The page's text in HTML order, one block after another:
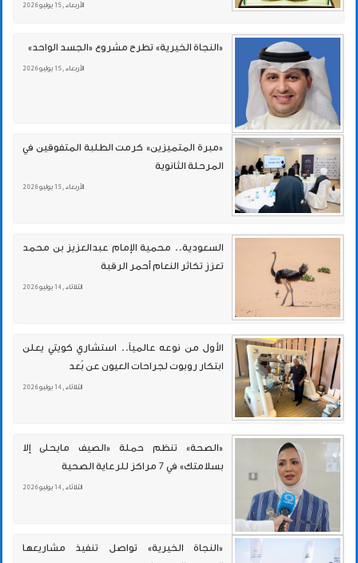
الأربعاء , 15 يوليو 2026
«النجاة الخيرية» تطرح مشروع «الجسد الواحد»
الأربعاء , 15 يوليو 2026
«مبرة المتميزين» كرمت الطلبة المتفوقين في
المرحلة الثانوية
الأربعاء , 15 يوليو 2026
السعودية.. محمية الإمام عبدالعزيز بن محمد
تعزز تكاثر النعام أحمر الرقبة
الثلاثاء , 14 يوليو 2026
الأول من نوعه عالمياً.. استشاري كويتي يعلن
ابتكار روبوت لجراحات العيون عن بُعد
الثلاثاء , 14 يوليو 2026
«الصحة» تنظم حملة «الصيف مايحلى إلا
بسلامتك» في 7 مراكز للرعاية الصحية
الثلاثاء , 14 يوليو 2026
«النجاة الخيرية» تواصل تنفيذ مشاريعها